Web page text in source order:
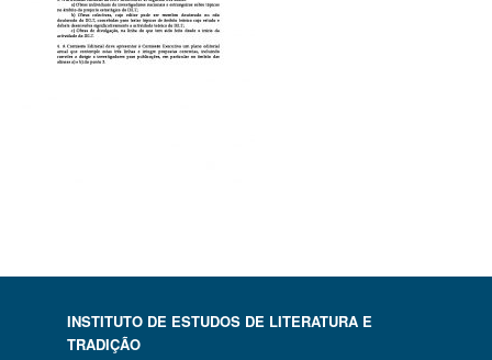
INSTITUTO DE ESTUDOS DE LITERATURA E
TRADIÇÃO